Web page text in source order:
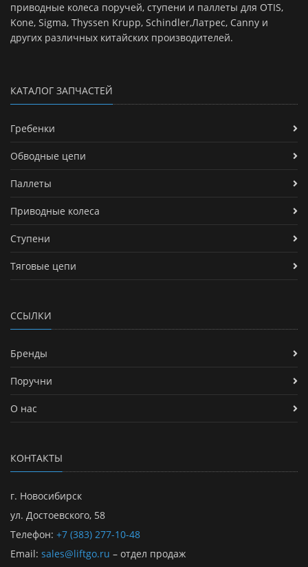
приводные колеса поручей, ступени и паллеты для OTIS,
Kone, Sigma, Thyssen Krupp, Schindler,Латрес, Canny и
других различных китайских производителей.
КАТАЛОГ ЗАПЧАСТЕЙ
Гребенки
Обводные цепи
Паллеты
Приводные колеса
Ступени
Тяговые цепи
ССЫЛКИ
Бренды
Поручни
О нас
КОНТАКТЫ
г. Новосибирск
ул. Достоевского, 58
Телефон: +7 (383) 277-10-48
Email: sales@liftgo.ru – отдел продаж